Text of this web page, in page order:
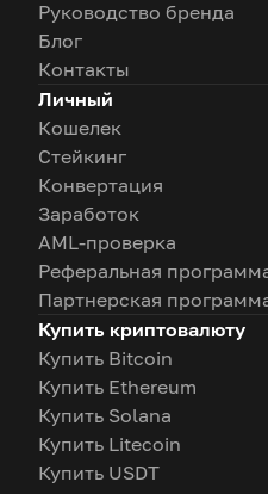
Руководство бренда
Блог
Контакты
Личный
Кошелек
Стейкинг
Конвертация
Заработок
AML-проверка
Реферальная
Партнерская
Купить криптовалюту
Купить Bitcoin
Купить Ethereum
Купить Solana
Купить Litecoin
Купить USDT